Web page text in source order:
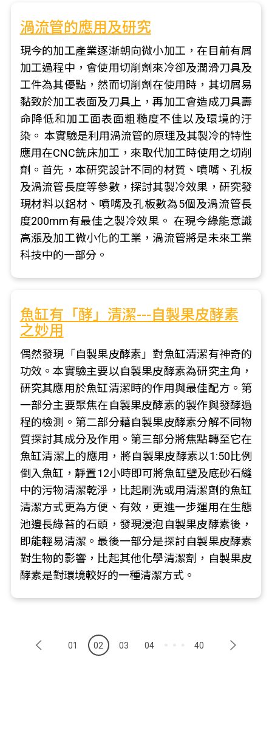
渦流管的應用及研究
現今的加工產業逐漸朝向微小加工，在目前有屑
加工過程中，會使用切削劑來冷卻及潤滑刀具及
工件為其優點，然而切削劑在使用時，其切屑易
黏致於加工表面及刀具上，再加工會造成刀具壽
命降低和加工面表面粗糙度不佳以及環境的汙
染。 本實驗是利用渦流管的原理及其製冷的特性
應用在CNC銑床加工，來取代加工時使用之切削
劑。首先，本研究設計不同的材質、噴嘴、孔板
及渦流管長度等參數，探討其製冷效果，研究發
現材料以鋁材、噴嘴及孔板數為5個及渦流管長
度200mm有最佳之製冷效果。 在現今綠能意識
高漲及加工微小化的工業，渦流管將是未來工業
科技中的一部分。
魚缸有「酵」清潔---自製果皮酵素
之妙用
偶然發現「自製果皮酵素」對魚缸清潔有神奇的
功效。本實驗主要以自製果皮酵素為研究主角，
研究其應用於魚缸清潔時的作用與最佳配方。第
一部分主要聚焦在自製果皮酵素的製作與發酵過
程的檢測。第二部分藉自製果皮酵素分解不同物
質探討其成分及作用。第三部分將焦點轉至它在
魚缸清潔上的應用，將自製果皮酵素以1:50比例
倒入魚缸，靜置12小時即可將魚缸壁及底砂石縫
中的污物清潔乾淨，比起刷洗或用清潔劑的魚缸
清潔方式更為方便、有效，更進一步運用在生態
池邊長綠苔的石頭，發現浸泡自製果皮酵素後，
即能輕易清潔。最後一部分是探討自製果皮酵素
對生物的影響，比起其他化學清潔劑，自製果皮
酵素是對環境較好的一種清潔方式。
01 02 03 04 40